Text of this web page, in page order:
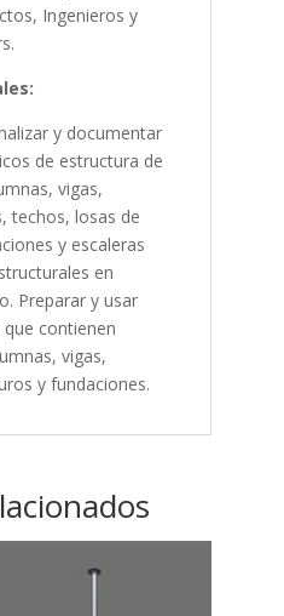
Ingenieros y
y documentar
de estructura de
vigas,
techos, losas de
y escaleras
en
Preparar y usar
contienen
vigas,
y fundaciones.